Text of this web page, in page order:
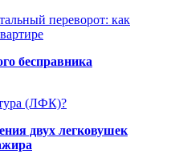
переворот: как
бесправника
(ЛФК)?
двух легковушек